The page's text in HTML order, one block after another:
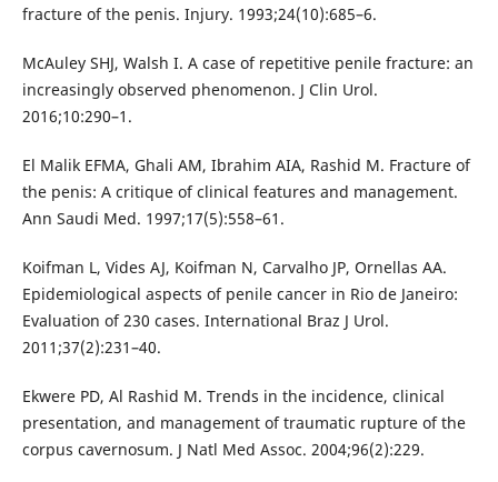
fracture of the penis. Injury. 1993;24(10):685–6.
McAuley SHJ, Walsh I. A case of repetitive penile fracture: an
increasingly observed phenomenon. J Clin Urol.
2016;10:290–1.
El Malik EFMA, Ghali AM, Ibrahim AIA, Rashid M. Fracture of
the penis: A critique of clinical features and management.
Ann Saudi Med. 1997;17(5):558–61.
Koifman L, Vides AJ, Koifman N, Carvalho JP, Ornellas AA.
Epidemiological aspects of penile cancer in Rio de Janeiro:
Evaluation of 230 cases. International Braz J Urol.
2011;37(2):231–40.
Ekwere PD, Al Rashid M. Trends in the incidence, clinical
presentation, and management of traumatic rupture of the
corpus cavernosum. J Natl Med Assoc. 2004;96(2):229.